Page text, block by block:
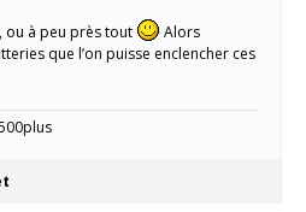
ou à peu près tout
Alors
que l’on puisse enclencher ces